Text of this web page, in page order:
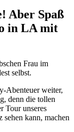
Aber Spaß
in LA mit
Frau im
selbst.
Abenteuer weiter,
denn die tollen
Tour unseres
kann, machen